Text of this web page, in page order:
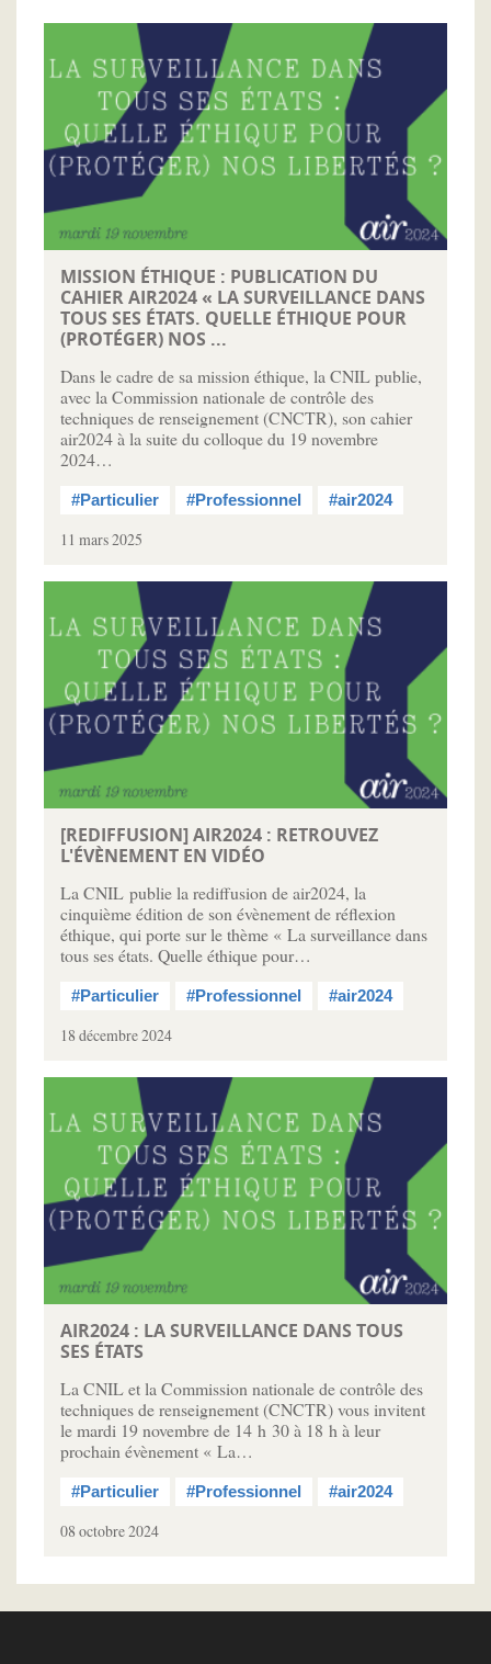
MISSION ÉTHIQUE : PUBLICATION DU
CAHIER AIR2024 « LA SURVEILLANCE DANS
TOUS SES ÉTATS. QUELLE ÉTHIQUE POUR
(PROTÉGER) NOS ...
Dans le cadre de sa mission éthique, la CNIL publie,
avec la Commission nationale de contrôle des
techniques de renseignement (CNCTR), son cahier
air2024 à la suite du colloque du 19 novembre
2024…
#Particulier #Professionnel #air2024
11 mars 2025
[REDIFFUSION] AIR2024 : RETROUVEZ
L'ÉVÈNEMENT EN VIDÉO
La CNIL publie la rediffusion de air2024, la
cinquième édition de son évènement de réflexion
éthique, qui porte sur le thème « La surveillance dans
tous ses états. Quelle éthique pour…
#Particulier #Professionnel #air2024
18 décembre 2024
AIR2024 : LA SURVEILLANCE DANS TOUS
SES ÉTATS
La CNIL et la Commission nationale de contrôle des
techniques de renseignement (CNCTR) vous invitent
le mardi 19 novembre de 14 h 30 à 18 h à leur
prochain évènement « La…
#Particulier #Professionnel #air2024
08 octobre 2024